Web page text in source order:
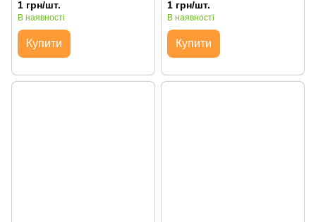
1 грн/шт.
В наявності
Купити
1 грн/шт.
В наявності
Купити